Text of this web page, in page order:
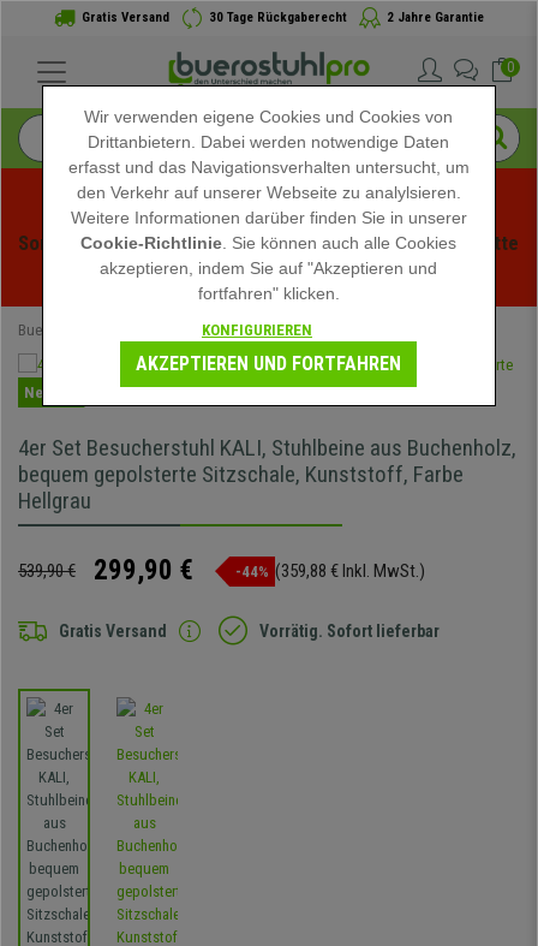
Gratis Versand 30 Tage Rückgaberecht 2 Jahre Garantie
0
Sommerschlussverauf bei buerstuhlpro! Exklusive Rabatte
für kurze Zeit - Aktion ansehen -
Buerostuhlpro
Neuheit
4er Set Besucherstuhl KALI, Stuhlbeine aus Buchenholz,
bequem gepolsterte Sitzschale, Kunststoff, Farbe
Hellgrau
539,90 € 299,90 € -44% (359,88 € Inkl. MwSt.)
Gratis Versand Vorrätig. Sofort lieferbar
Wir verwenden eigene Cookies und Cookies von
Drittanbietern. Dabei werden notwendige Daten
erfasst und das Navigationsverhalten untersucht, um
den Verkehr auf unserer Webseite zu analylsieren.
Weitere Informationen darüber finden Sie in unserer
Cookie-Richtlinie . Sie können auch alle Cookies
akzeptieren, indem Sie auf "Akzeptieren und
fortfahren" klicken.
KONFIGURIEREN
AKZEPTIEREN UND FORTFAHREN